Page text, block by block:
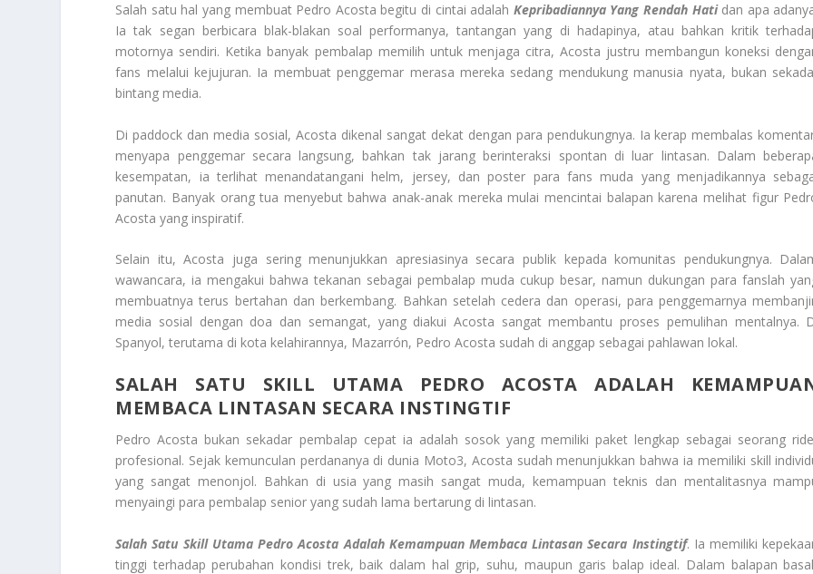
Salah satu hal yang membuat Pedro Acosta begitu di cintai adalah Kepribadiannya Yang Rendah Hatidan apa
Ia tak segan berbicara blak-blakan soal performanya, tantangan yang di hadapinya, atau bahkan kritik
motornya sendiri. Ketika banyak pembalap memilih untuk menjaga citra, Acosta justru membangun koneksi
fans melalui kejujuran. Ia membuat penggemar merasa mereka sedang mendukung manusia nyata, bukan
bintang media.
Di paddock dan media sosial, Acosta dikenal sangat dekat dengan para pendukungnya. Ia kerap membalas
menyapa penggemar secara langsung, bahkan tak jarang berinteraksi spontan di luar lintasan. Dalam
kesempatan, ia terlihat menandatangani helm, jersey, dan poster para fans muda yang menjadikannya
panutan. Banyak orang tua menyebut bahwa anak-anak mereka mulai mencintai balapan karena melihat figur
Acosta yang inspiratif.
Selain itu, Acosta juga sering menunjukkan apresiasinya secara publik kepada komunitas pendukungnya.
wawancara, ia mengakui bahwa tekanan sebagai pembalap muda cukup besar, namun dukungan para fanslah
membuatnya terus bertahan dan berkembang. Bahkan setelah cedera dan operasi, para penggemarnya
media sosial dengan doa dan semangat, yang diakui Acosta sangat membantu proses pemulihan mentalnya.
Spanyol, terutama di kota kelahirannya, Mazarrón, Pedro Acosta sudah di anggap sebagai pahlawan lokal.
SALAH SATU SKILL UTAMA PEDRO ACOSTA ADALAH
MEMBACA LINTASAN SECARA INSTINGTIF
Pedro Acosta bukan sekadar pembalap cepat ia adalah sosok yang memiliki paket lengkap sebagai seorang
profesional. Sejak kemunculan perdananya di dunia Moto3, Acosta sudah menunjukkan bahwa ia memiliki skill
yang sangat menonjol. Bahkan di usia yang masih sangat muda, kemampuan teknis dan mentalitasnya
menyaingi para pembalap senior yang sudah lama bertarung di lintasan.
Salah Satu Skill Utama Pedro Acosta Adalah Kemampuan Membaca Lintasan Secara Instingtif. Ia memiliki
tinggi terhadap perubahan kondisi trek, baik dalam hal grip, suhu, maupun garis balap ideal. Dalam balapan